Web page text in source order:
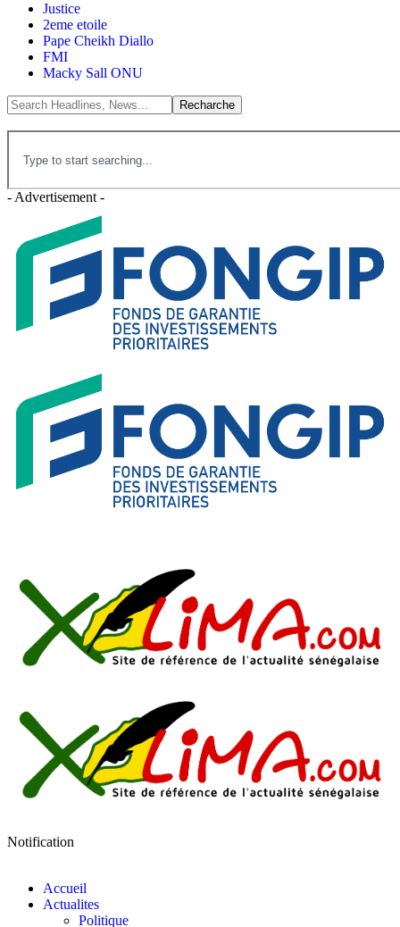
Justice
2eme etoile
Pape Cheikh Diallo
FMI
Macky Sall ONU
- Advertisement -
Notification
Accueil
Actualites
Politique